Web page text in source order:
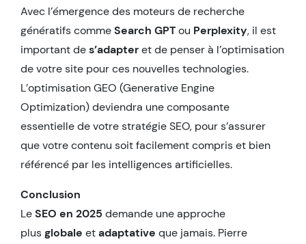
Avec l’émergence des moteurs de recherche
génératifs commeSearch GPTou Perplexity, il est
important des’adapteret de penser à l’optimisation
de votre site pour ces nouvelles technologies.
L’optimisation GEO (Generative Engine
Optimization) deviendra une composante
essentielle de votre stratégie SEO, pour s’assurer
que votre contenu soit facilement compris et bien
référencé par les intelligences artificielles.
Conclusion
LeSEO en 2025 demande une approche
plusglobale etadaptative que jamais. Pierre